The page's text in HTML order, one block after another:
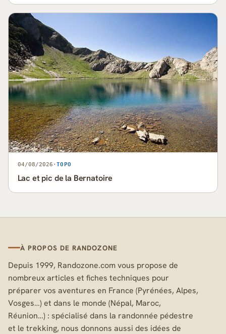
04/08/2026 · TOPO
Lac et pic de la Bernatoire
À PROPOS DE RANDOZONE
Depuis 1999, Randozone.com vous propose de
nombreux articles et fiches techniques pour
préparer vos aventures en France (Pyrénées, Alpes,
Vosges…) et dans le monde (Népal, Maroc,
Réunion…) : spécialisé dans la randonnée pédestre
et le trekking, nous donnons aussi des idées de